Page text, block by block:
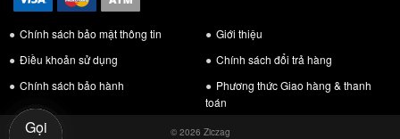
Chính sách bảo mật thông tin
Giới thiệu
Điều khoản sử dụng
Chính sách đổi trả hàng
Chính sách bảo hành
Phương thức Giao hàng & thanh
toán
© 2026 Ziczag
Gọi